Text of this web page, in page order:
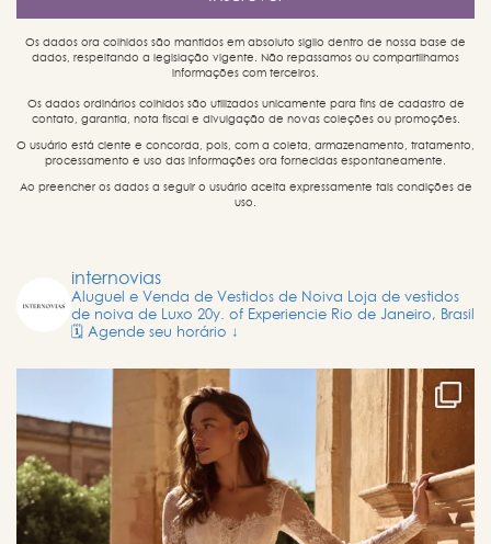
Os dados ora colhidos são mantidos em absoluto sigilo dentro de nossa base de
dados, respeitando a legislação vigente. Não repassamos ou compartilhamos
informações com terceiros.
Os dados ordinários colhidos são utilizados unicamente para fins de cadastro de
contato, garantia, nota fiscal e divulgação de novas coleções ou promoções.
O usuário está ciente e concorda, pois, com a coleta, armazenamento, tratamento,
processamento e uso das informações ora fornecidas espontaneamente.
Ao preencher os dados a seguir o usuário aceita expressamente tais condições de
uso.
internovias
Aluguel e Venda de Vestidos de Noiva Loja de vestidos
de noiva de Luxo 20y. of Experiencie Rio de Janeiro, Brasil
🗓️ Agende seu horário ↓